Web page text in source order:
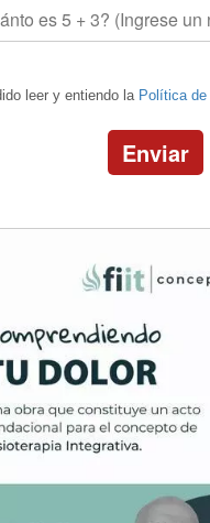
leer y entiendo la Política
Enviar